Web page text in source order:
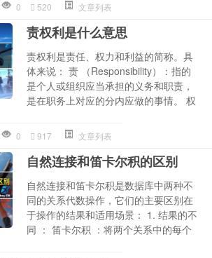
0 520 文章列表
责权利是什么意思
责权利是责任、权力和利益的简称。具
体来说： 责 （Responsibility）：指的
是个人或组织应当承担的义务和职责，
是在职务上对应的分内应做的事情。 权
0 917 文章列表
自然连接和笛卡尔积的区别
自然连接和笛卡尔积是数据库中两种不
同的关系代数操作，它们的主要区别在
于操作的结果和适用场景： 1. 结果的不
同 ： 笛卡尔积 ：将两个关系中的每个